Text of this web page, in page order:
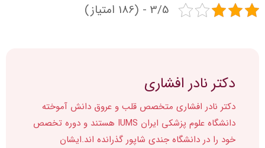
3/5 - (186 امتیاز)
دکتر نادر افشاری
دکتر نادر افشاری متخصص قلب و عروق دانش آموخته
دانشگاه علوم پزشکی ایران IUMS هستند و دوره تخصص
خود را در دانشگاه جندی شاپور گذرانده اند.ایشان